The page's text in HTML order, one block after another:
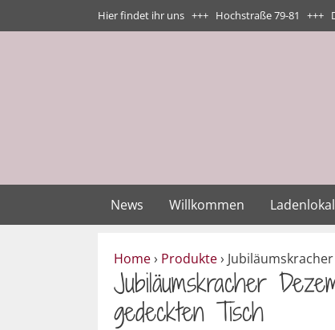
Inhalt
Hier findet ihr uns +++ Hochstraße 79-81 +++
News Willkommen Ladenlokal
Home› Produkte›
Jubiläumskracher
gedeckten Tisch